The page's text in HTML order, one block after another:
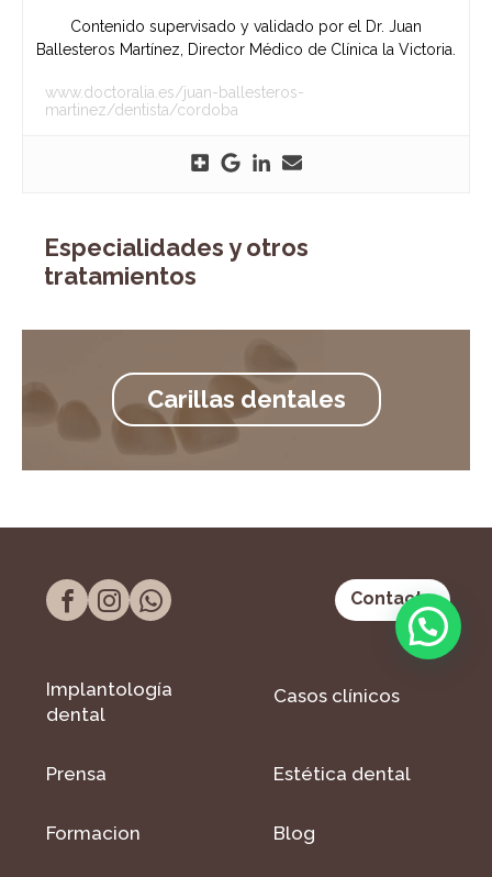
Contenido supervisado y validado por el Dr. Juan
Ballesteros Martínez, Director Médico de Clínica la Victoria.
www.doctoralia.es/juan-ballesteros-
martinez/dentista/cordoba
Especialidades y otros
tratamientos
Carillas dentales
Contacto
Implantología
dental
Casos clínicos
Prensa Estética dental
Formacion Blog